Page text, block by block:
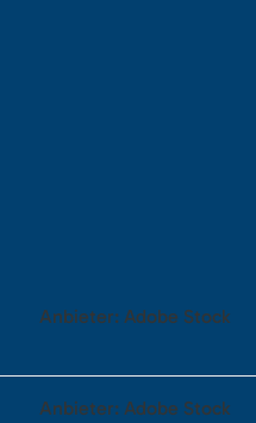
Anbieter: Adobe Stock
Anbieter: Adobe Stock